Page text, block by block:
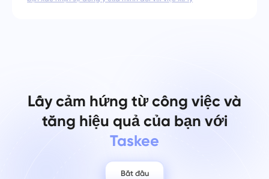
Lấy cảm hứng từ công việc và
tăng hiệu quả của bạn với
Taskee
Bắt đầu